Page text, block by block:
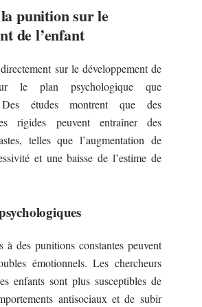
punition sur le
de l’enfant
sur le développement de
le plan psychologique que
Des études montrent que des
rigides peuvent entraîner des
telles que l’augmentation de
et une baisse de l’estime de
à des punitions constantes peuvent
émotionnels. Les chercheurs
enfants sont plus susceptibles de
antisociaux et de subir